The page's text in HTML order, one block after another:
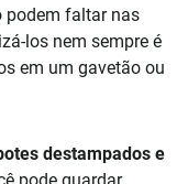
podem faltar nas
los nem sempre é
em um gavetão ou
destampados e